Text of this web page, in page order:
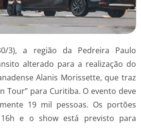
3), a região da Pedreira Paulo
alterado para a realização do
Alanis Morissette, que traz
Tour” para Curitiba. O evento deve
19 mil pessoas. Os portões
e o show está previsto para